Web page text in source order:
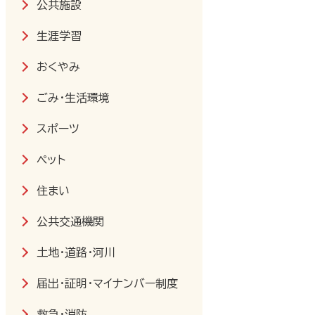
公共施設
生涯学習
おくやみ
ごみ・生活環境
スポーツ
ペット
住まい
公共交通機関
土地・道路・河川
届出・証明・マイナンバー制度